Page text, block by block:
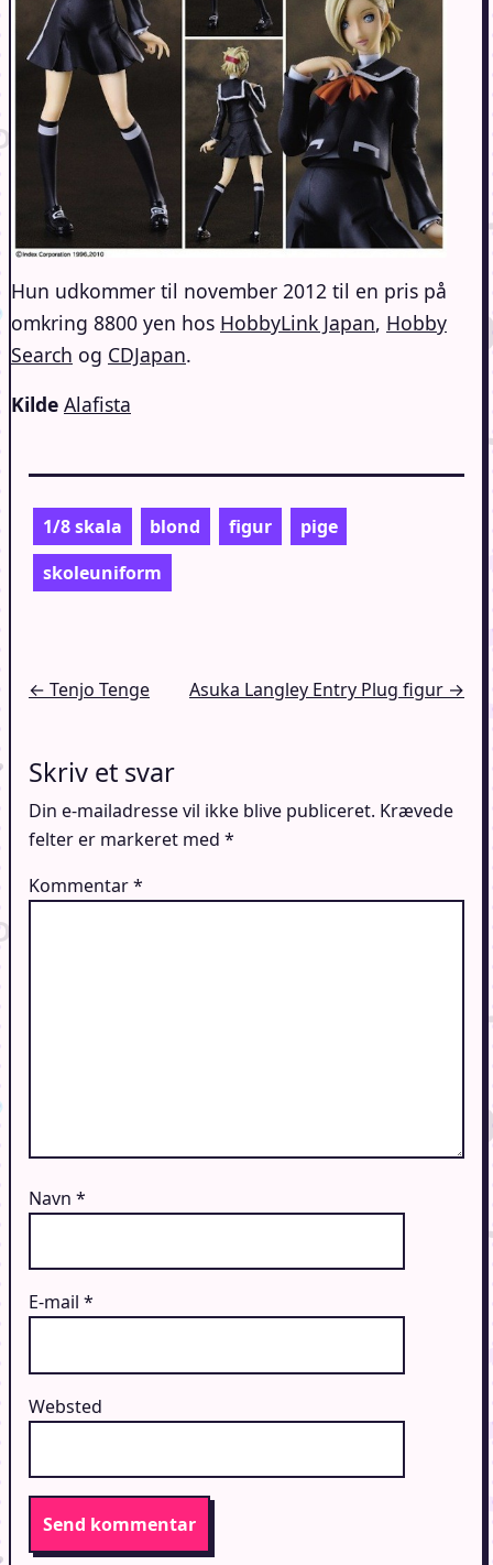
Hun udkommer til november 2012 til en pris på
omkring 8800 yen hos HobbyLink Japan, Hobby
Search og CDJapan.
Kilde Alafista
1/8 skala blond figur
pige
skoleuniform
Indlægsnavigation
← Tenjo Tenge Asuka Langley Entry Plug figur →
Skriv et svar
Din e-mailadresse vil ikke blive publiceret. Krævede
felter er markeret med *
Kommentar*
Navn *
E-mail *
Websted